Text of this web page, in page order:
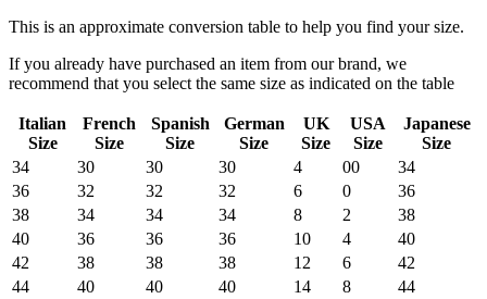
This is an approximate conversion table to help you find your size.
If you already have purchased an item from our brand, we
recommend that you select the same size as indicated on the table
Italian
Size
French
Size
Spanish
Size
German
Size
UK
Size
USA
Size
Japanese
Size
34
30 30 30 4 00
34
36
32 32 32 6 0
36
38
34 34 34 8 2
38
40
36 36 36 10 4
40
42
38 38 38 12 6
42
44
40 40 40 14 8
44